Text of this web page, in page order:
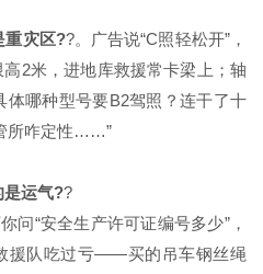
重灾区??。广告说“C照轻松开”，
2米，进地库救援常卡梁上；轴
体哪种型号要B2驾照？连干了十
所咋定性……”
是运气??
问“安全生产许可证编号多少”，
援队吃过亏——买的吊车钢丝绳